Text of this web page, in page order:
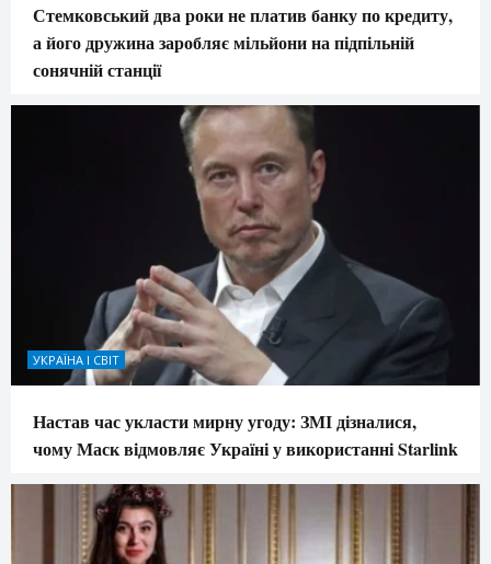
Стемковський два роки не платив банку по кредиту,
а його дружина заробляє мільйони на підпільній
сонячній станції
УКРАЇНА І СВІТ
Настав час укласти мирну угоду: ЗМІ дізналися,
чому Маск відмовляє Україні у використанні Starlink